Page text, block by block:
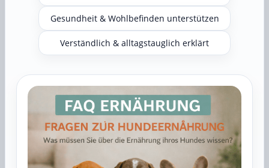
Gesundheit & Wohlbefinden unterstützen
Verständlich & alltagstauglich erklärt